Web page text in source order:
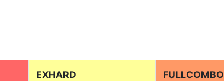
EXHARD FULLCOMBO